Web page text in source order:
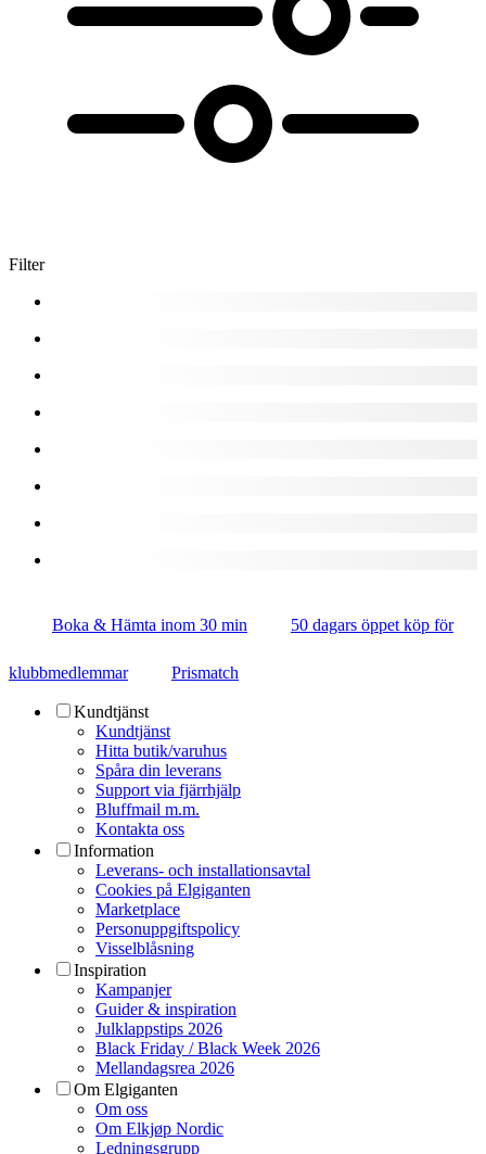
Filter
Boka & Hämta inom 30 min 50 dagars öppet köp för
klubbmedlemmar Prismatch
Kundtjänst
Kundtjänst
Hitta butik/varuhus
Spåra din leverans
Support via fjärrhjälp
Bluffmail m.m.
Kontakta oss
Information
Leverans- och installationsavtal
Cookies på Elgiganten
Marketplace
Personuppgiftspolicy
Visselblåsning
Inspiration
Kampanjer
Guider & inspiration
Julklappstips 2026
Black Friday / Black Week 2026
Mellandagsrea 2026
Om Elgiganten
Om oss
Om Elkjøp Nordic
Ledningsgrupp